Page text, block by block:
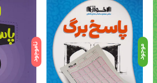
موجود ناموجود